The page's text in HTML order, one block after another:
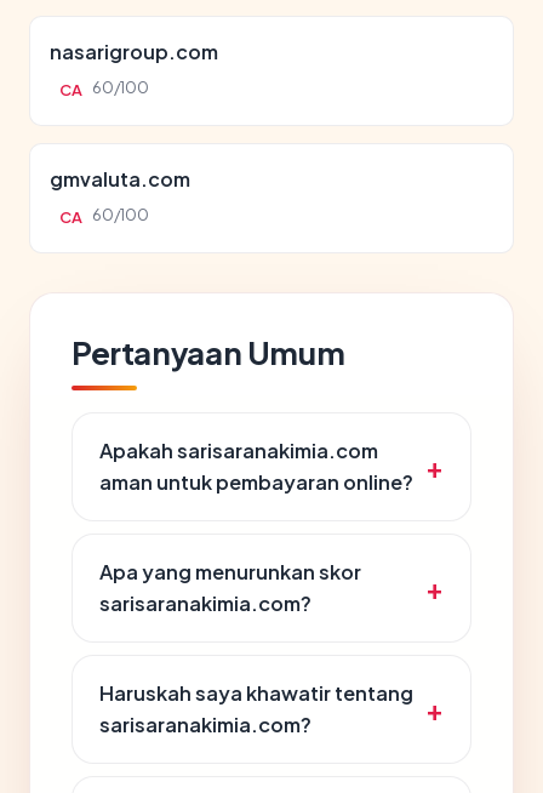
nasarigroup.com
CA 60/100
gmvaluta.com
CA 60/100
Pertanyaan Umum
Apakah sarisaranakimia.com
aman untuk pembayaran online?
Apa yang menurunkan skor
sarisaranakimia.com?
Haruskah saya khawatir tentang
sarisaranakimia.com?